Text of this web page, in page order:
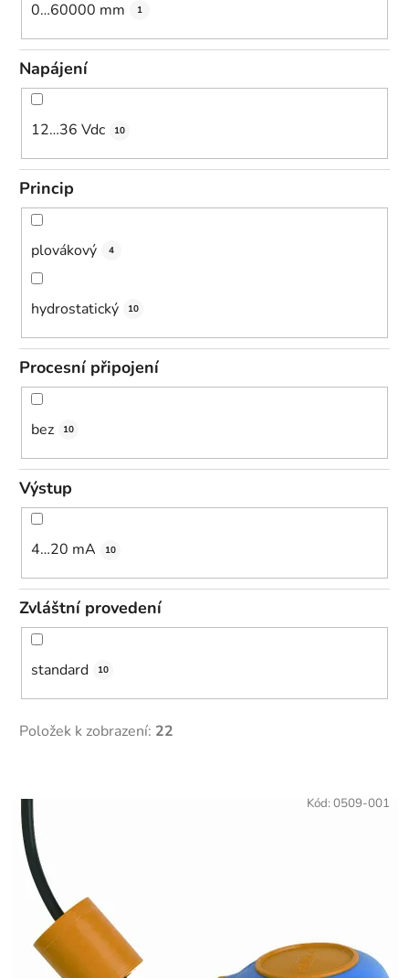
0…60000 mm 1
Napájení
12…36 Vdc 10
Princip
plovákový 4
hydrostatický 10
Procesní připojení
bez 10
Výstup
4…20 mA 10
Zvláštní provedení
standard 10
Položek k zobrazení: 22
Kód: 0509-001